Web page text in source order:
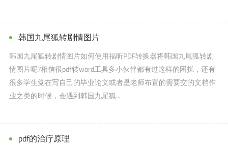
韩国九尾狐转剧情图片
韩国九尾狐转剧情图片如何使用福昕PDF转换器将韩国九尾狐转剧
情图片呢?相信很pdf转word工具多小伙伴都有过这样的困扰，还有
很多学生党在写自己的毕业论文或者是老师布置的需要交的文档作
业之类的时候，会遇到韩国九尾狐...
pdf的治疗原理